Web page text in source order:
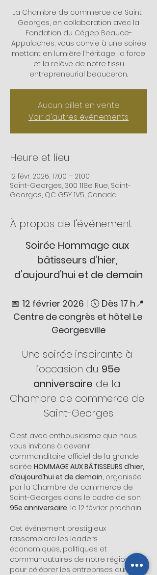
La Chambre de commerce de Saint-
Georges, en collaboration avec la
Fondation du Cégep Beauce-
Appalaches, vous convie à une soirée
mettant en lumière l’héritage, la force
et la relève de notre tissu
entrepreneurial beauceron.
Aucun billet en vente
Voir d'autres événements
Heure et lieu
12 févr. 2026, 17:00 – 21:00
Saint-Georges, 300 118e Rue, Saint-
Georges, QC G5Y 1V5, Canada
À propos de l'événement
Soirée Hommage aux
bâtisseurs d’hier,
d’aujourd’hui et de demain
📅 12 février 2026 | 🕔 Dès 17 h📍
Centre de congrès et hôtel Le
Georgesville
Une soirée inspirante à
l’occasion du 95e
anniversaire de la
Chambre de commerce de
Saint-Georges
C’est avec enthousiasme que nous
vous invitons à devenir
commanditaire officiel de la grande
soirée HOMMAGE AUX BÂTISSEURS d’hier,
d’aujourd’hui et de demain, organisée
par la Chambre de commerce de
Saint-Georges dans le cadre de son
95e anniversaire, le 12 février prochain.
Cet événement prestigieux
rassemblera les leaders
économiques, politiques et
communautaires de notre région
pour célébrer les entreprises qui ont